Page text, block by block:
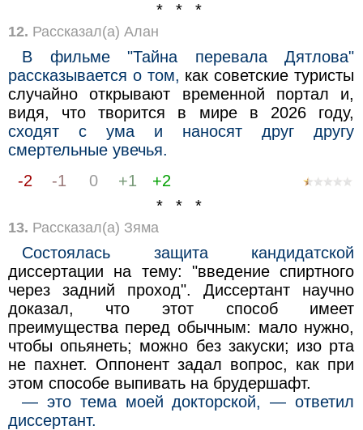
* * *
12. Рассказал(а) Алан
В фильме "Тайна перевала Дятлова"
рассказывается о том, как советские туристы
случайно открывают временной портал и,
видя, что творится в мире в 2026 году,
сходят с ума и нанoсят друг другу
смeртельные увечья.
-2
-1 0 +1
+2
* * *
13. Рассказал(а) Зяма
Состоялась защита кандидатской
диссертации на тему: "введение спиртного
через задний проход". Диссертант научно
доказал, что этот способ имеет
преимущества перед обычным: мало нужно,
чтобы опьянеть; можно без закуски; изо рта
не пахнет. Оппонент задал вопрос, как при
этом способе выпивать на брудершафт.
— это тема моей докторской, — ответил
диссертант.